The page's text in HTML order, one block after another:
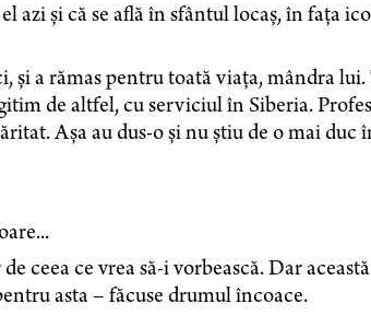
azi și că se află în sfântul locaș, în fața
și a rămas pentru toată viața, mândra
de altfel, cu serviciul în Siberia.
Așa au dus-o și nu știu de o mai duc
ceea ce vrea să-i vorbească. Dar
asta – făcuse drumul încoace.